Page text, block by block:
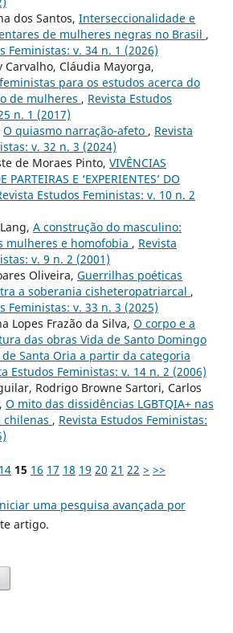
dos Santos, Interseccionalidade e
de mulheres negras no Brasil ,
Feministas: v. 34 n. 1 (2026)
Carvalho, Cláudia Mayorga,
para os estudos acerca do
de mulheres , Revista Estudos
n. 1 (2017)
O quiasmo narração-afeto , Revista
v. 32 n. 3 (2024)
de Moraes Pinto, VIVÊNCIAS
PARTEIRAS E ‘EXPERIENTES’ DO
Estudos Feministas: v. 10 n. 2
A construção do masculino:
mulheres e homofobia , Revista
v. 9 n. 2 (2001)
Oliveira, Guerrilhas poéticas
a soberania cisheteropatriarcal ,
Feministas: v. 33 n. 3 (2025)
Lopes Frazão da Silva, O corpo e a
das obras Vida de Santo Domingo
de Santa Oria a partir da categoria
Estudos Feministas: v. 14 n. 2 (2006)
Rodrigo Browne Sartori, Carlos
O mito das dissidências LGBTQIA+ nas
, Revista Estudos Feministas:
14 15 16 17 18 19 20 21 22 > >>
uma pesquisa avançada por
artigo.